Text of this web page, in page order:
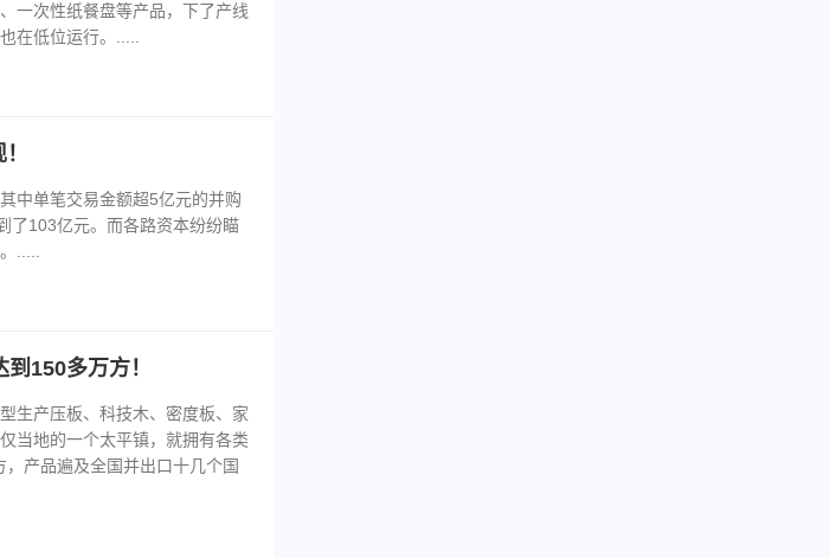
一次性纸餐盘等产品，下了产线
在低位运行。.....
中单笔交易金额超5亿元的并购
了103亿元。而各路资本纷纷瞄
.....
150多万方！
生产压板、科技木、密度板、家
当地的一个太平镇，就拥有各类
产品遍及全国并出口十几个国